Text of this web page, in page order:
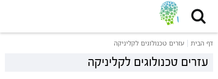
דף הבית עזרים טכנולוגים לקליניקה
עזרים טכנולוגים לקליניקה